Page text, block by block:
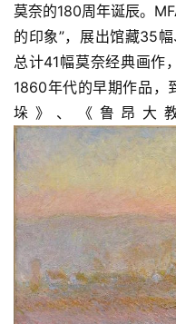
美
术
图
库
容
易
寫
錯
用
錯
的
繁
體
莫奈的180周年诞辰。
的印象”，展出馆藏35
总计41幅莫奈经典画作
1860年代的早期作品，
垛》、《鲁昂大